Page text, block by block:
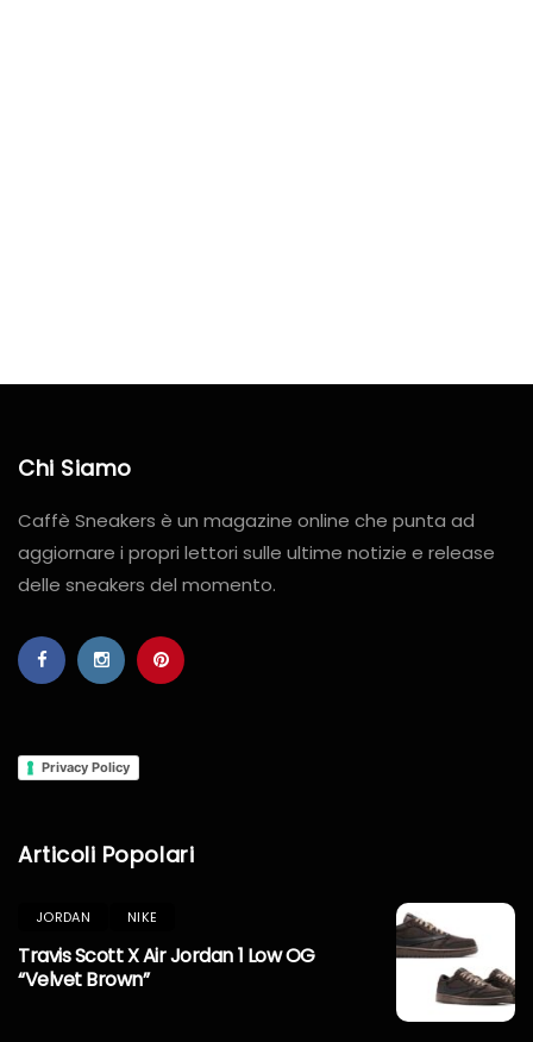
Chi Siamo
Caffè Sneakers è un magazine online che punta ad
aggiornare i propri lettori sulle ultime notizie e release
delle sneakers del momento.
Privacy Policy
Articoli Popolari
JORDAN NIKE
Travis Scott X Air Jordan 1 Low OG
“Velvet Brown”